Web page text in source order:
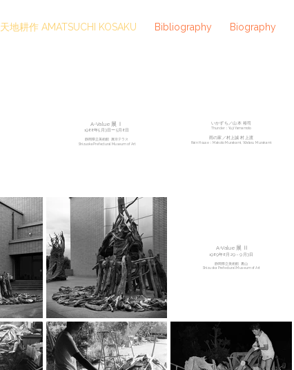
天地耕作 AMATSUCHI KOSAKU Bibliography Biography
A-Value 展 Ⅰ
1988年5月3日ー5月8日
静岡県立美術館 展示テラス
Shizuoka Prefectural Museum of Art
いかずち／山本 裕司
Thunder： Yuji Yamamoto
雨の家／​村上誠 村上渡
Rain House：Makoto Murakami, Wataru Murakami
A-Value 展 Ⅱ
1989年8月29－9月3日
静岡県立美術館 裏山
Shizuoka Prefectural Museum of Art